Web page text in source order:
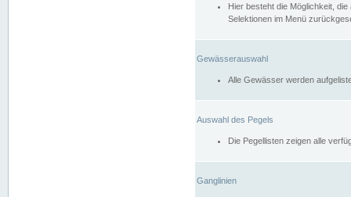
Hier besteht die Möglichkeit,
Selektionen im Menü
Gewässerauswahl
Alle Gewässer werden
Auswahl des Pegels
Die Pegellisten zeigen alle
Ganglinien